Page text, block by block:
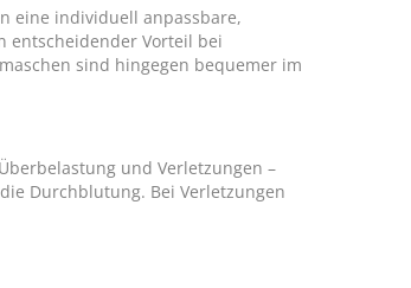
eine individuell anpassbare,
entscheidender Vorteil bei
sind hingegen bequemer im
und Verletzungen –
Durchblutung. Bei Verletzungen